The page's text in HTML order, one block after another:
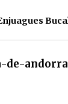
de-andorra